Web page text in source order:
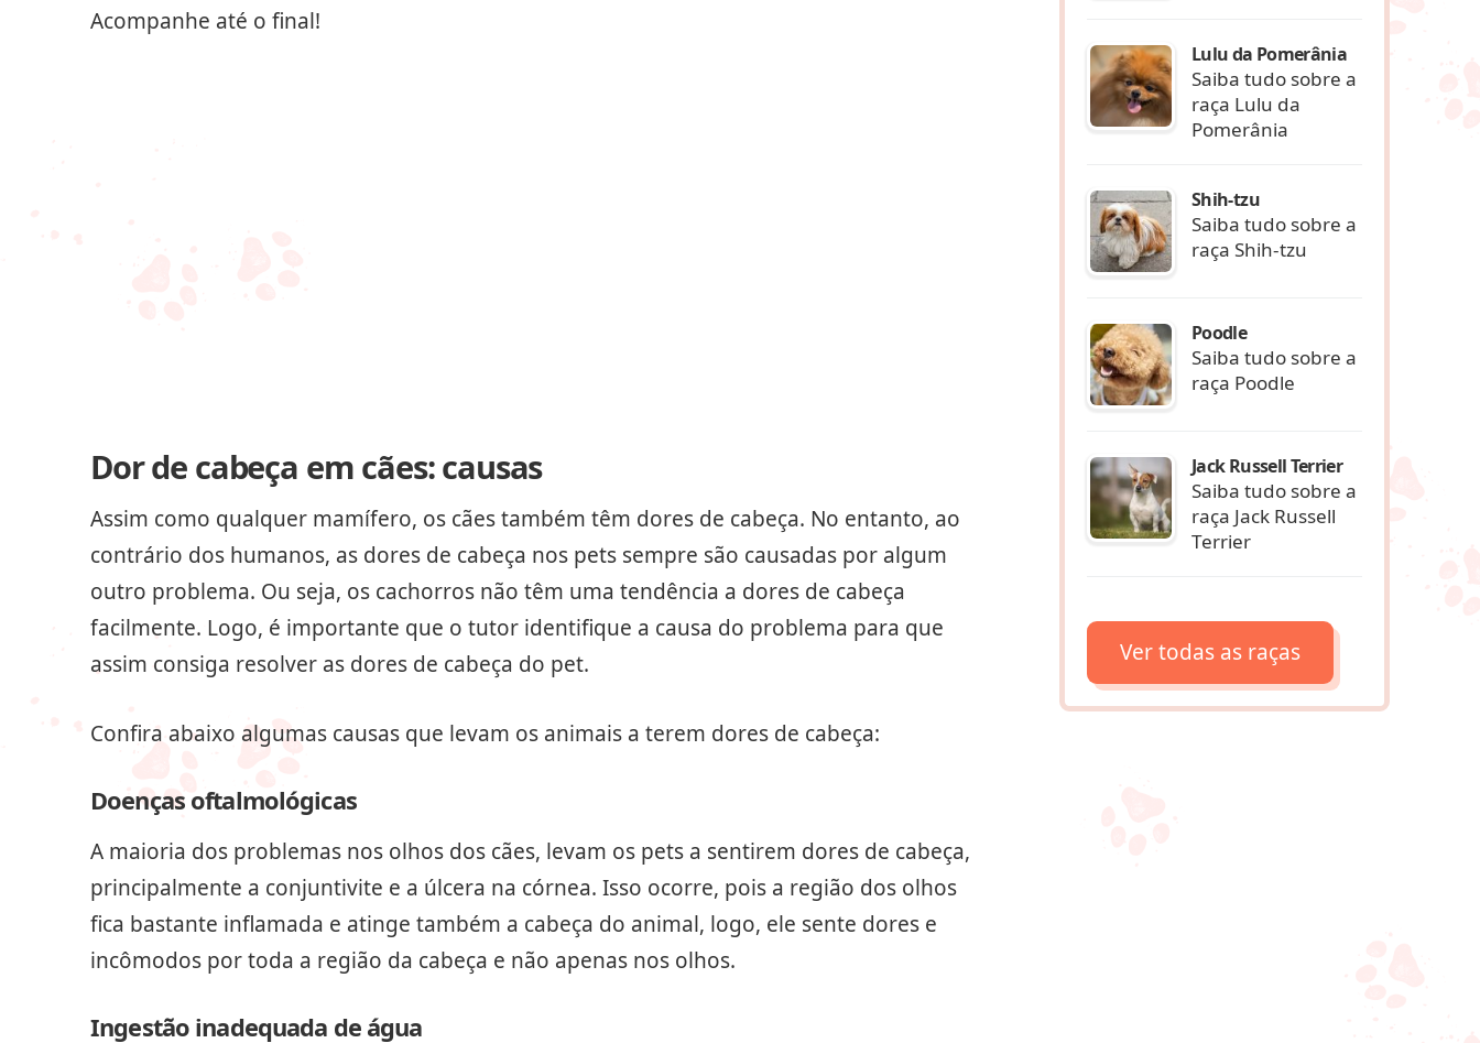
Acompanhe até o final!
Dor de cabeça em cães: causas
Assim como qualquer mamífero, os cães também têm dores de cabeça. No entanto, ao
contrário dos humanos, as dores de cabeça nos pets sempre são causadas por algum
outro problema. Ou seja, os cachorros não têm uma tendência a dores de cabeça
facilmente. Logo, é importante que o tutor identifique a causa do problema para que
assim consiga resolver as dores de cabeça do pet.
Confira abaixo algumas causas que levam os animais a terem dores de cabeça:
Doenças oftalmológicas
A maioria dos problemas nos olhos dos cães, levam os pets a sentirem dores de cabeça,
principalmente a conjuntivite e a úlcera na córnea. Isso ocorre, pois a região dos olhos
fica bastante inflamada e atinge também a cabeça do animal, logo, ele sente dores e
incômodos por toda a região da cabeça e não apenas nos olhos.
Ingestão inadequada de água
Lulu da Pomerânia
Saiba tudo sobre a
raça Lulu da
Pomerânia
Shih-tzu
Saiba tudo sobre a
raça Shih-tzu
Poodle
Saiba tudo sobre a
raça Poodle
Jack Russell Terrier
Saiba tudo sobre a
raça Jack Russell
Terrier
Ver todas as raças